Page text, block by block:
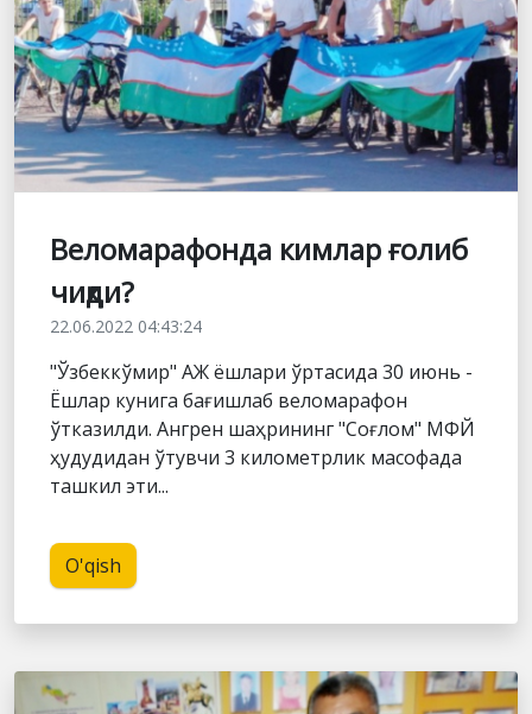
Веломарафонда кимлар ғолиб
чиқди?
22.06.2022 04:43:24
"Ўзбеккўмир" АЖ ёшлари ўртасида 30 июнь -
Ёшлар кунига бағишлаб веломарафон
ўтказилди. Ангрен шаҳрининг "Соғлом" МФЙ
ҳудудидан ўтувчи 3 километрлик масофада
ташкил эти...
O'qish